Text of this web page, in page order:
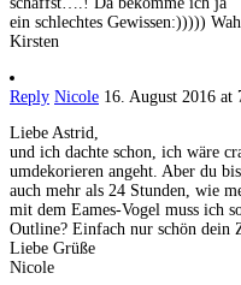
ein schlechtes Gewissen:)))))
Kirsten
Reply Nicole 16. August 2016 at
Liebe Astrid,
und ich dachte schon, ich wäre
umdekorieren angeht. Aber du
auch mehr als 24 Stunden, wie
mit dem Eames-Vogel muss ich
Outline? Einfach nur schön dein
Liebe Grüße
Nicole